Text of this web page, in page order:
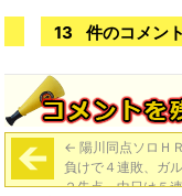
13 件のコメント
← 陽川同点ソロＨ
負けで４連敗、ガ
２失点。中日は５